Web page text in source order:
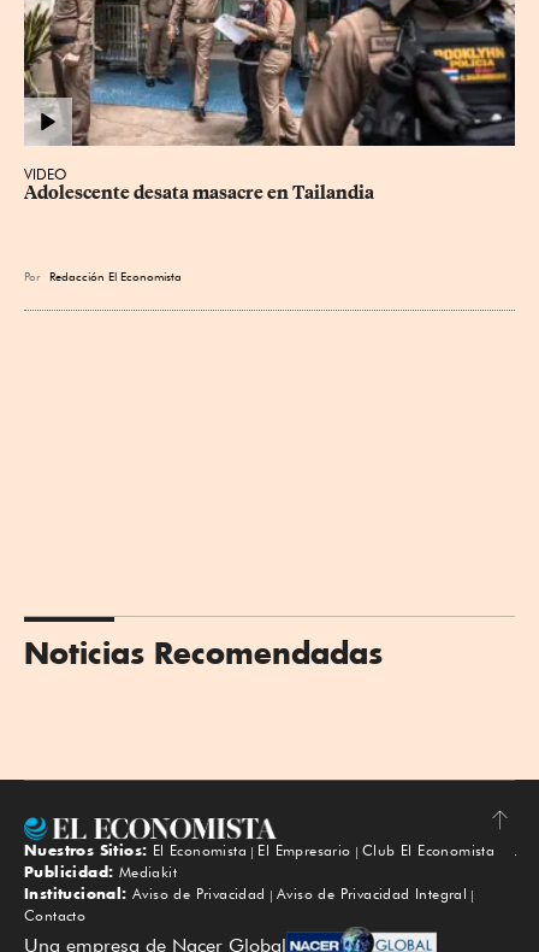
VIDEO
Adolescente desata masacre en Tailandia
Por Redacción El Economista
Noticias Recomendadas
Subir
Nuestros Sitios: El Economista El Empresario
Club El Economista
Publicidad: Mediakit
Institucional: Aviso de Privacidad
Aviso de Privacidad Integral
Contacto
Una empresa de Nacer Global